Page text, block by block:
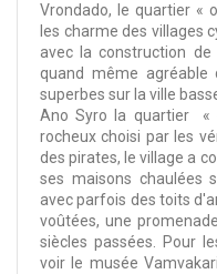
Vrondado, le quartier «
les charme des villages
avec la construction
quand même
superbes sur la ville
Ano Syro la quartier «
rocheux choisi par les
des pirates, le village a
ses maisons chaulées
avec parfois des toits
voûtées, une
siècles passées. Pour
voir le musée